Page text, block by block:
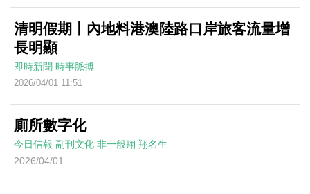
清明假期丨內地料港澳陸路口岸旅客流量增
長明顯
即時新聞 時事脈搏
2026/04/01 11:51
廁所數字化
今日信報 副刊文化 非一般翔 翔名生
2026/04/01